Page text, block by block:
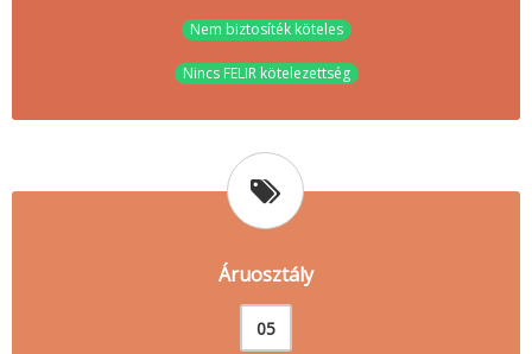
Nem biztosíték köteles
Nincs FELIR kötelezettség
Áruosztály
05